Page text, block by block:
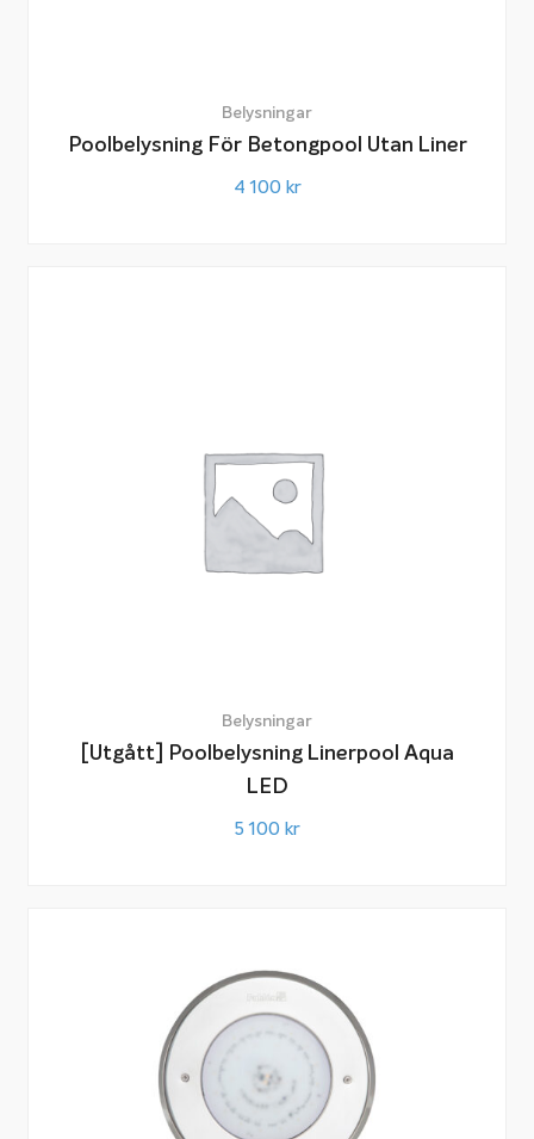
Belysningar
Poolbelysning För Betongpool Utan Liner
4 100 kr
Belysningar
[Utgått] Poolbelysning Linerpool Aqua
LED
5 100 kr